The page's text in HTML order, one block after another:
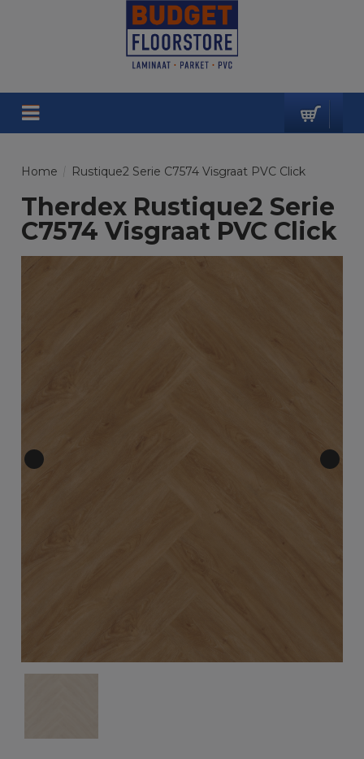
Home Rustique2 Serie C7574 Visgraat PVC Click
Therdex Rustique2 Serie
C7574 Visgraat PVC Click